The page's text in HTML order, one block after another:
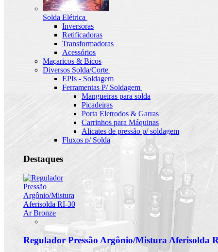
Solda Elétrica
Inversoras
Retificadoras
Transformadoras
Acessórios
Maçaricos & Bicos
Diversos Solda/Corte
EPIs - Soldagem
Ferramentas P/ Soldagem
Mangueiras para solda
Picadeiras
Porta Eletrodos & Garras
Carrinhos para Máquinas
Alicates de pressão p/ soldagem
Fluxos p/ Solda
Destaques
Regulador Pressão Argônio/Mistura Aferisolda